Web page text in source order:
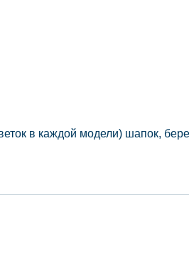
в каждой модели) шапок,